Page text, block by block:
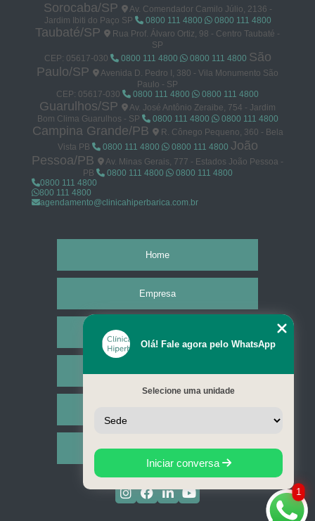
Sorocaba/SP
Av. Comendador Camilo Júlio, 2136 -
Jardim Ibiti do Paço SP
0800 111 4800 0800 111 4800
Taubaté/SP
Rua Prof. Álvaro Ortiz, 98 - Centro Taubaté -
SP
CEP: 05617-030
0800 111 4800 0800 111 4800 São
Paulo/SP
Avenida D. Pedro I, 380 - Vila Monumento São
Paulo - SP
CEP: 05617-030
0800 111 4800 0800 111 4800
Guarulhos/SP
Av. José Antônio Zeraibe, 754 - Jardim
Bom Clima Guarulhos - SP
0800 111 4800 0800 111 4800
Campina Grande/PB
R. Cônego Pequeno, 360 - Bela
Vista PB
0800 111 4800 0800 111 4800 João
Pessoa/PB
Av. Minas Gerais, 777 - Estados João Pessoa -
PB
0800 111 4800
0800 111 4800
0800 111 4800
800 111 4800
agendamento@clinicahiperbarica.com.br
Home
Empresa
Mapa do site
1
Olá! Fale agora pelo WhatsApp
Selecione uma unidade
Iniciar conversa